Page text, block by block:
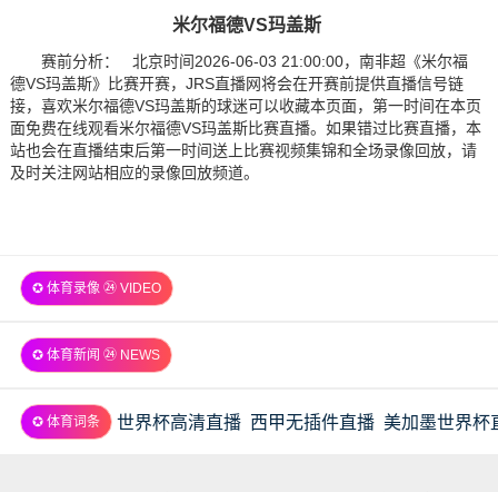
米尔福德VS玛盖斯
赛前分析： 北京时间2026-06-03 21:00:00，南非超《米尔福
德VS玛盖斯》比赛开赛，JRS直播网将会在开赛前提供直播信号链
接，喜欢米尔福德VS玛盖斯的球迷可以收藏本页面，第一时间在本页
面免费在线观看米尔福德VS玛盖斯比赛直播。如果错过比赛直播，本
站也会在直播结束后第一时间送上比赛视频集锦和全场录像回放，请
及时关注网站相应的录像回放频道。
✪ 体育录像 ㉔ VIDEO
✪ 体育新闻 ㉔ NEWS
✪ 体育词条 世界杯高清直播 西甲无插件直播 美加墨世界杯